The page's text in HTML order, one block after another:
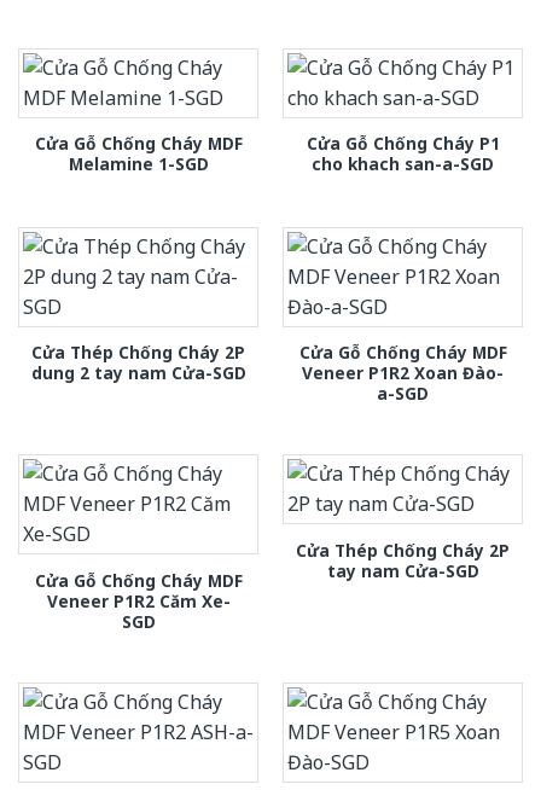
Cửa Gỗ Chống Cháy MDF
Melamine 1-SGD
Cửa Gỗ Chống Cháy P1
cho khach san-a-SGD
Cửa Thép Chống Cháy 2P
dung 2 tay nam Cửa-SGD
Cửa Gỗ Chống Cháy MDF
Veneer P1R2 Xoan Đào-
a-SGD
Cửa Gỗ Chống Cháy MDF
Veneer P1R2 Căm Xe-
SGD
Cửa Thép Chống Cháy 2P
tay nam Cửa-SGD